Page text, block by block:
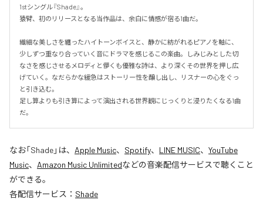
1stシングル『Shade』。
猿臂、初のリリースとなる当作品は、余白に情感が宿る1曲だ。
繊細な美しさを纏ったハイトーンボイスと、静かに紡がれるピアノを軸に、
少しずつ重なり合っていく音にドラマを感じるこの楽曲。しみじみとした切
なさを感じさせるメロディと儚くも優雅な詩は、より深くその世界を押し広
げていく。なだらかな緩急はストーリー性を醸し出し、リスナーの心をぐっ
と引き込む。
足し算よりも引き算によって演出される世界観にじっくりと浸りたくなる1曲
だ。
なお「Shade」は、 Apple Music、 Spotify、 LINE MUSIC、 YouTube
Music、 Amazon Music Unlimitedなどの音楽配信サービスで聴くこと
ができる。
各配信サービス： Shade